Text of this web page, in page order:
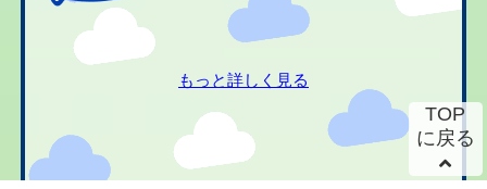
もっと詳しく見る
TOP
に戻る